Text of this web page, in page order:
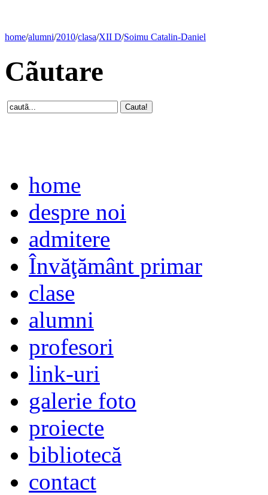
home/alumni/2010/clasa/XII D/Soimu Catalin-Daniel
Cãutare
home
despre noi
admitere
Învăţământ primar
clase
alumni
profesori
link-uri
galerie foto
proiecte
bibliotecă
contact